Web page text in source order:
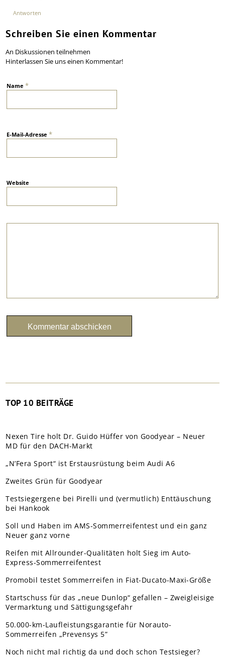
Antworten
Schreiben Sie einen Kommentar
An Diskussionen teilnehmen
Hinterlassen Sie uns einen Kommentar!
Name*
E-Mail-Adresse*
Website
TOP 10 BEITRÄGE
Nexen Tire holt Dr. Guido Hüffer von Goodyear – Neuer
MD für den DACH-Markt
„N’Fera Sport“ ist Erstausrüstung beim Audi A6
Zweites Grün für Goodyear
Testsiegergene bei Pirelli und (vermutlich) Enttäuschung
bei Hankook
Soll und Haben im AMS-Sommerreifentest und ein ganz
Neuer ganz vorne
Reifen mit Allrounder-Qualitäten holt Sieg im Auto-
Express-Sommerreifentest
Promobil testet Sommerreifen in Fiat-Ducato-Maxi-Größe
Startschuss für das „neue Dunlop“ gefallen – Zweigleisige
Vermarktung und Sättigungsgefahr
50.000-km-Laufleistungsgarantie für Norauto-
Sommerreifen „Prevensys 5”
Noch nicht mal richtig da und doch schon Testsieger?